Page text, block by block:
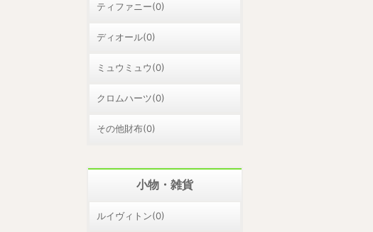
ティファニー(0)
ディオール(0)
ミュウミュウ(0)
クロムハーツ(0)
その他財布(0)
小物・雑貨
ルイヴィトン(0)